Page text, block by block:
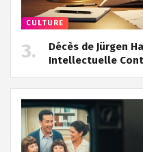
CULTURE
Décès de Jürgen
Intellectuelle